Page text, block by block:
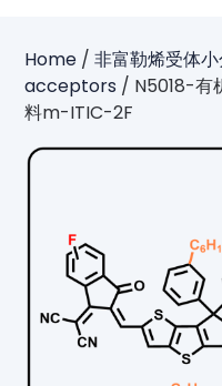
Home /非富勒烯受体
acceptors / N5018-有
料m-ITIC-2F